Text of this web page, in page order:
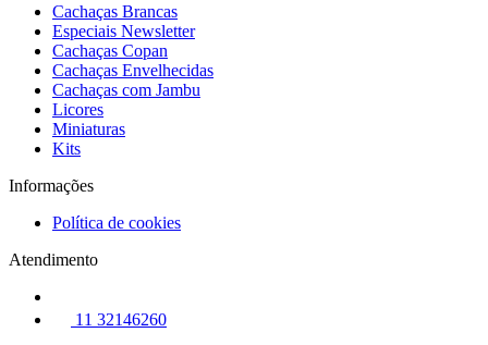
Cachaças Brancas
Especiais Newsletter
Cachaças Copan
Cachaças Envelhecidas
Cachaças com Jambu
Licores
Miniaturas
Kits
Informações
Política de cookies
Atendimento
11 32146260